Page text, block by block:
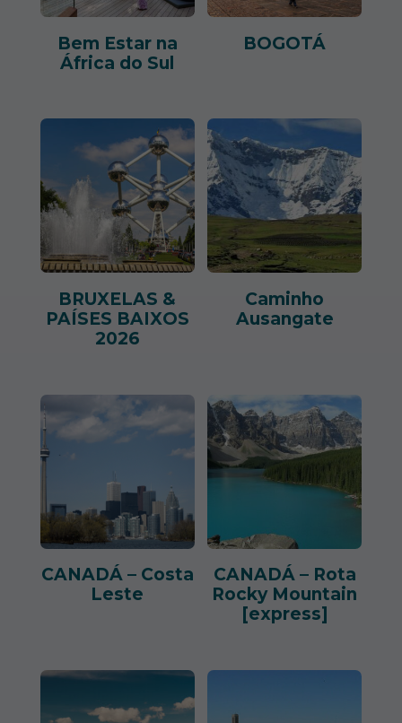
Bem Estar na
África do Sul
BOGOTÁ
BRUXELAS &
PAÍSES BAIXOS
2026
Caminho
Ausangate
CANADÁ – Costa
Leste
CANADÁ – Rota
Rocky Mountain
[express]